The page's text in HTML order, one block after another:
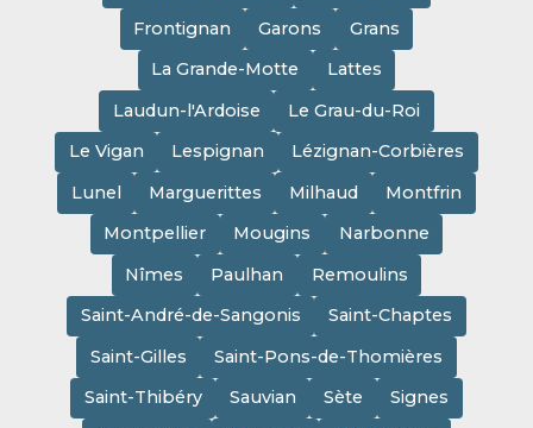
Frontignan
Garons
Grans
La Grande-Motte
Lattes
Laudun-l'Ardoise
Le Grau-du-Roi
Le Vigan
Lespignan
Lézignan-Corbières
Lunel
Marguerittes Milhaud
Montfrin
Montpellier
Mougins
Narbonne
Nîmes
Paulhan
Remoulins
Saint-André-de-Sangonis
Saint-Chaptes
Saint-Gilles
Saint-Pons-de-Thomières
Saint-Thibéry
Sauvian Sète
Signes